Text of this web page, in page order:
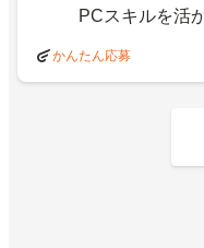
PCスキルを活
かんたん応募